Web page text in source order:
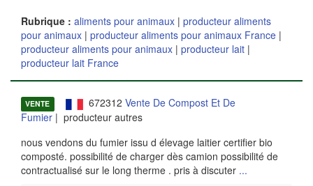
Rubrique : aliments pour animaux | producteur aliments
pour animaux | producteur aliments pour animaux France |
producteur aliments pour animaux | producteur lait |
producteur lait France
VENTE 672312 Vente De Compost Et De
Fumier | producteur autres
nous vendons du fumier issu d élevage laitier certifier bio
composté. possibilité de charger dès camion possibilité de
contractualisé sur le long therme . pris à discuter ...